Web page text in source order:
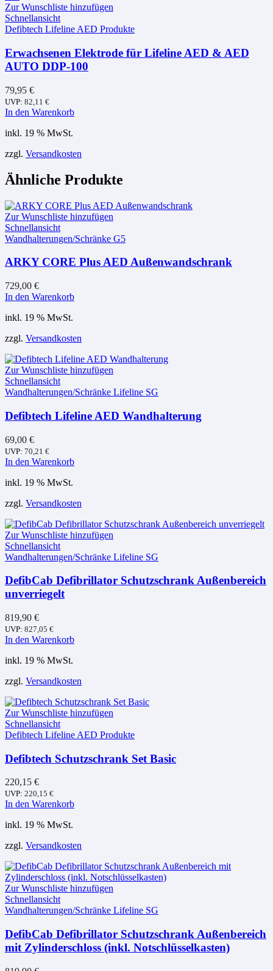
Zur Wunschliste hinzufügen
Schnellansicht
Defibtech Lifeline AED Produkte
Erwachsenen Elektrode für Lifeline AED & AED
AUTO DDP-100
79,95 €
UVP: 82,11 €
In den Warenkorb
inkl. 19 % MwSt.
zzgl. Versandkosten
Ähnliche Produkte
Zur Wunschliste hinzufügen
Schnellansicht
Wandhalterungen/Schränke G5
ARKY CORE Plus AED Außenwandschrank
729,00 €
In den Warenkorb
inkl. 19 % MwSt.
zzgl. Versandkosten
Zur Wunschliste hinzufügen
Schnellansicht
Wandhalterungen/Schränke Lifeline SG
Defibtech Lifeline AED Wandhalterung
69,00 €
UVP: 70,21 €
In den Warenkorb
inkl. 19 % MwSt.
zzgl. Versandkosten
Zur Wunschliste hinzufügen
Schnellansicht
Wandhalterungen/Schränke Lifeline SG
DefibCab Defibrillator Schutzschrank Außenbereich
unverriegelt
819,90 €
UVP: 827,05 €
In den Warenkorb
inkl. 19 % MwSt.
zzgl. Versandkosten
Zur Wunschliste hinzufügen
Schnellansicht
Defibtech Lifeline AED Produkte
Defibtech Schutzschrank Set Basic
220,15 €
UVP: 220,15 €
In den Warenkorb
inkl. 19 % MwSt.
zzgl. Versandkosten
Zur Wunschliste hinzufügen
Schnellansicht
Wandhalterungen/Schränke Lifeline SG
DefibCab Defibrillator Schutzschrank Außenbereich
mit Zylinderschloss (inkl. Notschlüsselkasten)